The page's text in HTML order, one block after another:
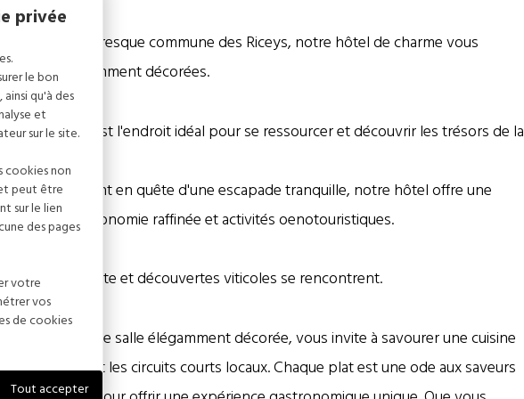
dans la pittoresque commune des Riceys, notre hôtel de charme vous
élégamment décorées.
c'est l'endroit idéal pour se ressourcer et découvrir les trésors de la
ou simplement en quête d'une escapade tranquille, notre hôtel offre une
confort, gastronomie raffinée et activités oenotouristiques.
où détente et découvertes viticoles se rencontrent.
dans une salle élégamment décorée, vous invite à savourer une cuisine
frais et les circuits courts locaux. Chaque plat est une ode aux saveurs
le bon
qu'à des
et
sur le site.
non
peut être
sur le lien
des pages
votre
vos
de cookies
Tout accepter